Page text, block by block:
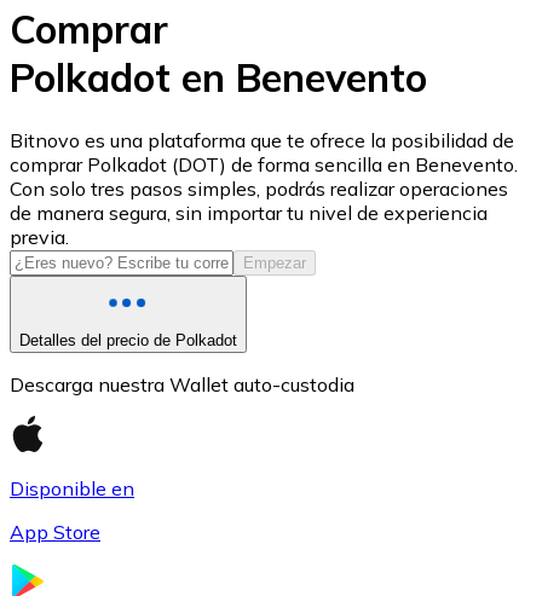
USD Coin
USDC
Litecoin
LTC
Comprar
Polkadot en Benevento
Bitnovo es una plataforma que te ofrece la posibilidad de
comprar Polkadot (DOT) de forma sencilla en Benevento.
Con solo tres pasos simples, podrás realizar operaciones
de manera segura, sin importar tu nivel de experiencia
previa.
Empezar
Detalles del precio de Polkadot
Descarga nuestra Wallet auto-custodia
Disponible en
App Store